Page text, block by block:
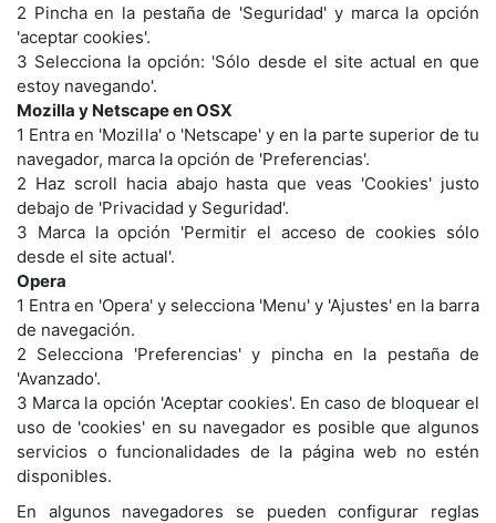
2 Pincha en la pestaña de 'Seguridad' y marca la opción
'aceptar cookies'.
3 Selecciona la opción: 'Sólo desde el site actual en que
estoy navegando'.
Mozilla y Netscape en OSX
1 Entra en 'Mozilla' o 'Netscape' y en la parte superior de tu
navegador, marca la opción de 'Preferencias'.
2 Haz scroll hacia abajo hasta que veas 'Cookies' justo
debajo de 'Privacidad y Seguridad'.
3 Marca la opción 'Permitir el acceso de cookies sólo
desde el site actual'.
Opera
1 Entra en 'Opera' y selecciona 'Menu' y 'Ajustes' en la barra
de navegación.
2 Selecciona 'Preferencias' y pincha en la pestaña de
'Avanzado'.
3 Marca la opción 'Aceptar cookies'. En caso de bloquear el
uso de 'cookies' en su navegador es posible que algunos
servicios o funcionalidades de la página web no estén
disponibles.
En algunos navegadores se pueden configurar reglas